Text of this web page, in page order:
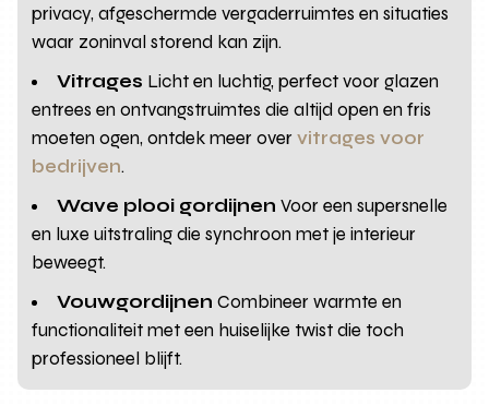
privacy, afgeschermde vergaderruimtes en situaties
waar zoninval storend kan zijn.
Vitrages Licht en luchtig, perfect voor glazen
entrees en ontvangstruimtes die altijd open en fris
moeten ogen, ontdek meer overvitrages voor
bedrijven.
Wave plooi gordijnen Voor een supersnelle
en luxe uitstraling die synchroon met je interieur
beweegt.
Vouwgordijnen Combineer warmte en
functionaliteit met een huiselijke twist die toch
professioneel blijft.